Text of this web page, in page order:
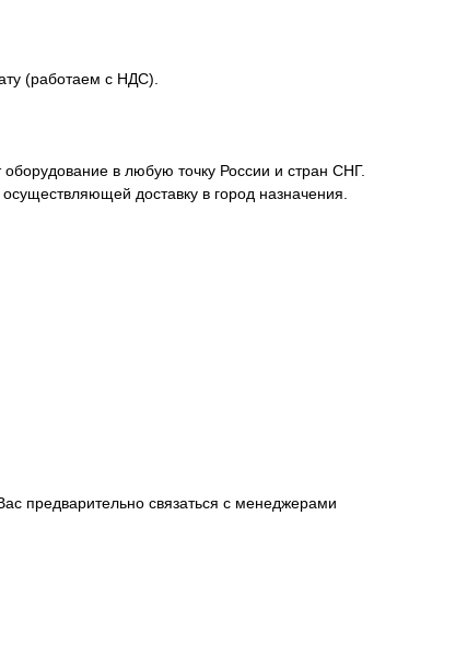
(работаем с НДС).
в любую точку России и стран СНГ.
доставку в город назначения.
предварительно связаться с менеджерами